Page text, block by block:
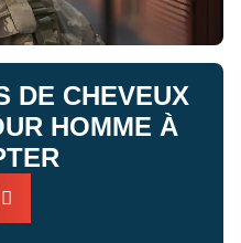
DE CHEVEUX
HOMME À